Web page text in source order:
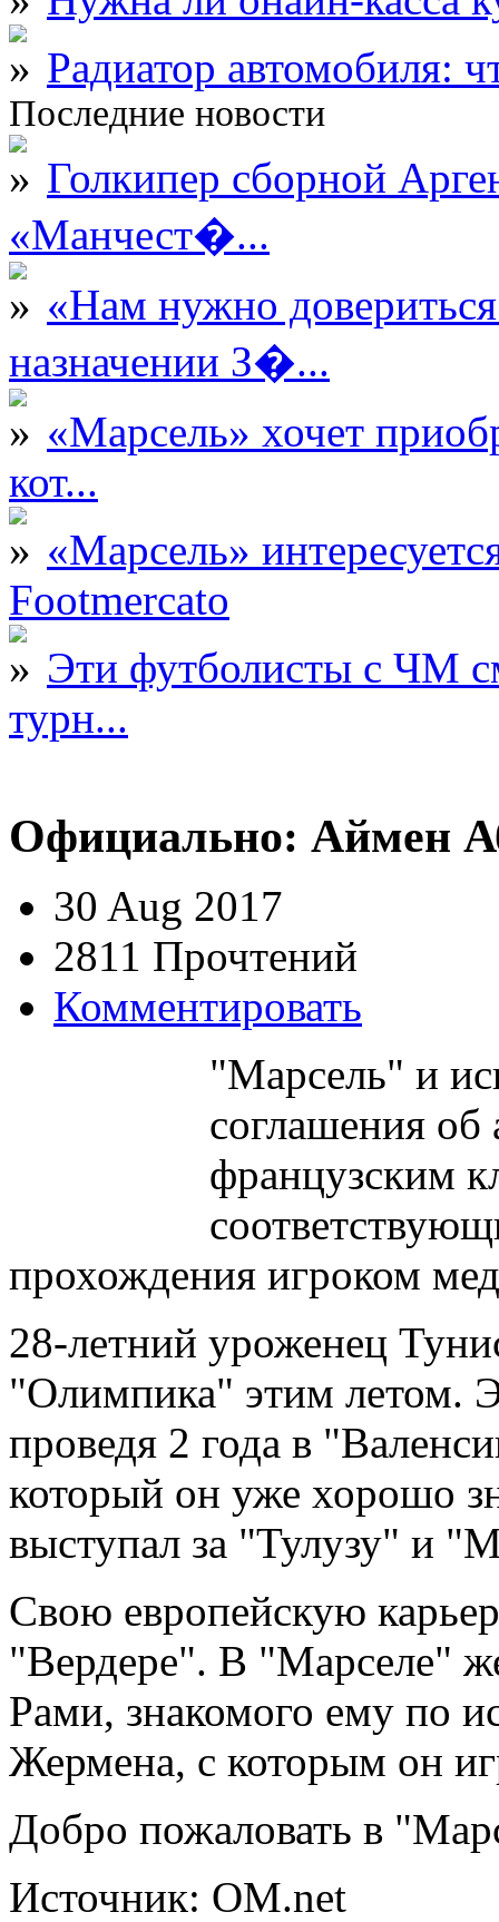
Радиатор автомобиля:
Последние новости
Голкипер сборной
«Манчест�...
«Нам нужно
назначении З�...
«Марсель» хочет
кот...
«Марсель»
Footmercato
Эти футболисты с ЧМ
турн...
Официально: Аймен
30 Aug 2017
2811 Прочтений
Комментировать
"Марсель" и
соглашения
французским
прохождения игроком
28-летний уроженец
"Олимпика" этим летом.
проведя 2 года в
который он уже хорошо
выступал за "Тулузу" и
Свою европейскую
"Вердере". В "Марселе"
Рами, знакомого ему по
Жермена, с которым он
Добро пожаловать в
Источник: OM.net